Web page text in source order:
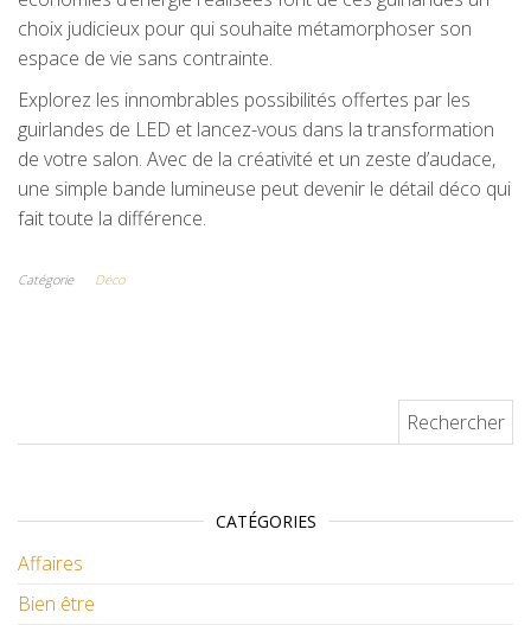
choix judicieux pour qui souhaite métamorphoser son
espace de vie sans contrainte.
Explorez les innombrables possibilités offertes par les
guirlandes de LED et lancez-vous dans la transformation
de votre salon. Avec de la créativité et un zeste d’audace,
une simple bande lumineuse peut devenir le détail déco qui
fait toute la différence.
Catégorie Déco
CATÉGORIES
Affaires
Bien être